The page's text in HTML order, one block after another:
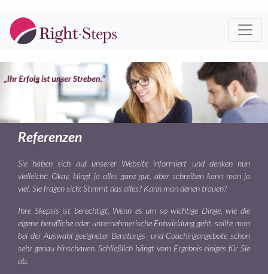
Referenzen
Sie haben sich auf unserer Website informiert und denken nun
vielleicht: Okay, klingt ja alles ganz gut, aber schreiben kann man ja
viel. Sie fragen sich: Stimmt das alles? Kann man denen trauen?
Ihre Skepsis ist berechtigt. Wenn es um so wichtige Dinge, wie die
eigene berufliche oder unternehmerische Entwicklung geht, sollte man
bei der Auswahl geeigneter Beratungs- und Coachingangebote schon
sehr genau hinschauen. Schließlich hängt vom Ergebnis einiges für Sie
ab.